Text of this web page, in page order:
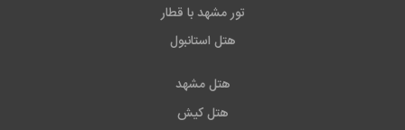
تور مشهد با قطار
هتل استانبول
هتل مشهد
هتل کیش